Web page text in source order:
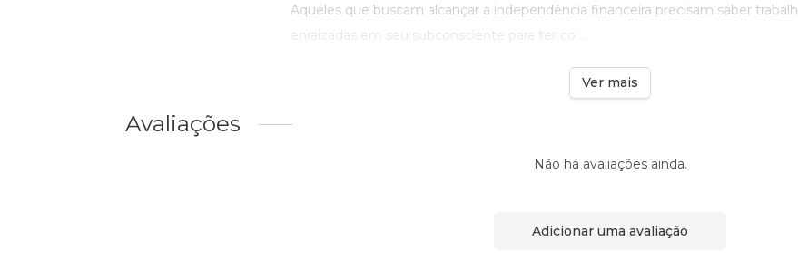
Aqueles que buscam alcançar a independência financeira precisam saber
enraizadas em seu subconsciente para ter co ...
Ver mais
Avaliações
Não há avaliações ainda.
Adicionar uma avaliação